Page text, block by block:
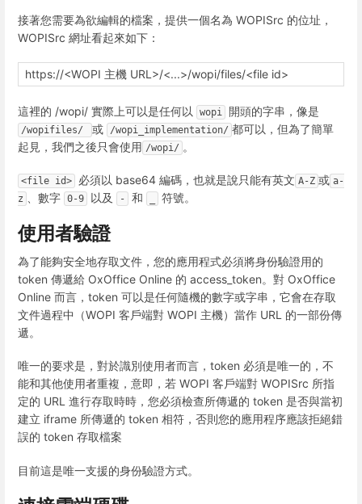
接著您需要為欲編輯的檔案，提供一個名為 WOPISrc 的位址，
WOPISrc 網址看起來如下：
https://<WOPI 主機 URL>/<...>/wopi/files/<file id>
這裡的 /wopi/ 實際上可以是任何以 wopi 開頭的字串，像是
/wopifiles/ 或 /wopi_implementation/ 都可以，但為了簡單
起見，我們之後只會使用 /wopi/ 。
<file id> 必須以 base64 編碼，也就是說只能有英文 A-Z 或 a-
z
、數字 0-9 以及 - 和 符號。
使用者驗證
為了能夠安全地存取文件，您的應用程式必須將身份驗證用的
token 傳遞給 OxOffice Online 的 access_token。對 OxOffice
Online 而言，token 可以是任何隨機的數字或字串，它會在存取
文件過程中（WOPI 客戶端對 WOPI 主機）當作 URL 的一部份傳
遞。
唯一的要求是，對於識別使用者而言，token 必須是唯一的，不
能和其他使用者重複，意即，若 WOPI 客戶端對 WOPISrc 所指
定的 URL 進行存取時時，您必須檢查所傳遞的 token 是否與當初
建立 iframe 所傳遞的 token 相符，否則您的應用程序應該拒絕錯
誤的 token 存取檔案
目前這是唯一支援的身份驗證方式。